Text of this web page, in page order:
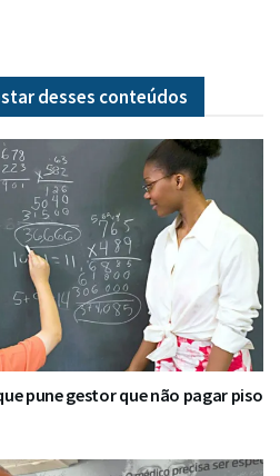
desses conteúdos
pune gestor que não pagar piso